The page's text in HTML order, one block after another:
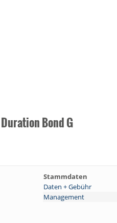
Bond G
Stammdaten
Daten + Gebühr
Management